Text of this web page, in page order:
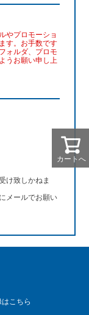
カートへ
やプロモーショ
す。お手数です
ォルダ、プロモ
うお願い申し上
け致しかねま
メールでお願い
こちら